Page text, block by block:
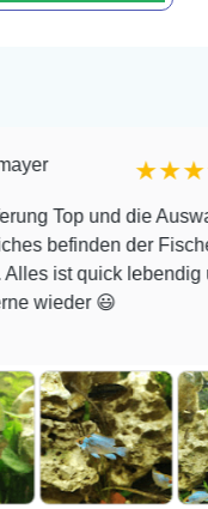
★★★★
die Auswahl plus
der Fische
lebendig und im